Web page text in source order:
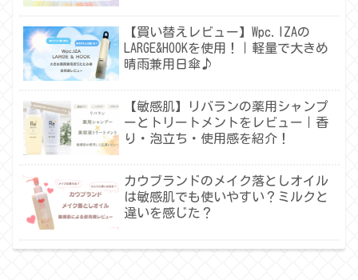
【買い替えレビュー】Wpc.IZAの
LARGE&HOOKを使用！｜軽量で大きめ
晴雨兼用日傘♪
【敏感肌】リバランの薬用シャンプ
ーとトリートメントをレビュー｜香
り・泡立ち・使用感を紹介！
カウブランドのメイク落としオイル
は敏感肌でも使いやすい？ミルクと
違いを感じた？